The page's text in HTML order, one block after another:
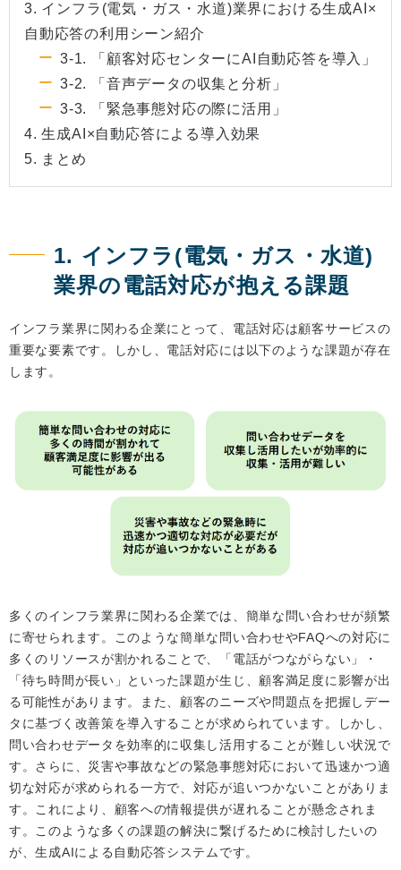
3. インフラ(電気・ガス・水道)業界における生成AI×
自動応答の利用シーン紹介
3-1. 「顧客対応センターにAI自動応答を導入」
3-2. 「音声データの収集と分析」
3-3. 「緊急事態対応の際に活用」
4. 生成AI×自動応答による導入効果
5. まとめ
1. インフラ(電気・ガス・水道)
業界の電話対応が抱える課題
インフラ業界に関わる企業にとって、電話対応は顧客サービスの
重要な要素です。しかし、電話対応には以下のような課題が存在
します。
多くのインフラ業界に関わる企業では、簡単な問い合わせが頻繁
に寄せられます。このような簡単な問い合わせやFAQへの対応に
多くのリソースが割かれることで、「電話がつながらない」・
「待ち時間が長い」といった課題が生じ、顧客満足度に影響が出
る可能性があります。また、顧客のニーズや問題点を把握しデー
タに基づく改善策を導入することが求められています。しかし、
問い合わせデータを効率的に収集し活用することが難しい状況で
す。さらに、災害や事故などの緊急事態対応において迅速かつ適
切な対応が求められる一方で、対応が追いつかないことがありま
す。これにより、顧客への情報提供が遅れることが懸念されま
す。このような多くの課題の解決に繋げるために検討したいの
が、生成AIによる自動応答システムです。